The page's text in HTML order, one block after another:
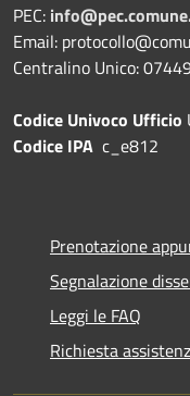
PEC:
Email:
Centralino Unico:
Codice Univoco Ufficio
Codice IPA c_e812
Prenotazione
Segnalazione
Leggi le FAQ
Richiesta